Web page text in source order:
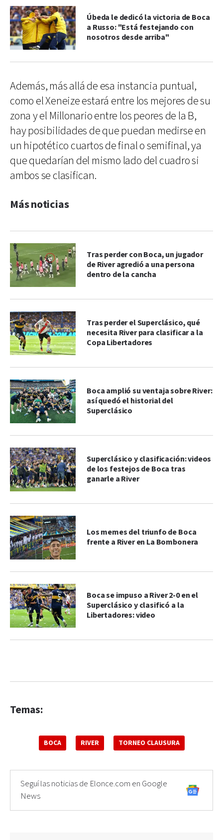
Úbeda le dedicó la victoria de Boca
a Russo: "Está festejando con
nosotros desde arriba"
Además, más allá de esa instancia puntual,
como el Xeneize estará entre los mejores de su
zona y el Millonario entre los peores de la B,
hay posibilidades de que puedan medirse en
un hipotético cuartos de final o semifinal, ya
que quedarían del mismo lado del cuadro si
ambos se clasifican.
Más noticias
Tras perder con Boca, un jugador
de River agredió a una persona
dentro de la cancha
Tras perder el Superclásico, qué
necesita River para clasificar a la
Copa Libertadores
Boca amplió su ventaja sobre River:
así quedó el historial del
Superclásico
Superclásico y clasificación: videos
de los festejos de Boca tras
ganarle a River
Los memes del triunfo de Boca
frente a River en La Bombonera
Boca se impuso a River 2-0 en el
Superclásico y clasificó a la
Libertadores: video
Temas:
BOCA RIVER TORNEO CLAUSURA
Seguí las noticias de Elonce.com en Google
News